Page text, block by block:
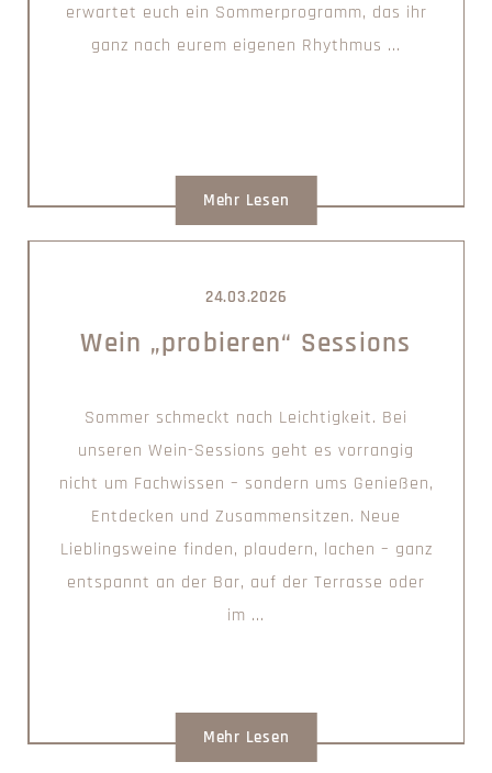
erwartet euch ein Sommerprogramm, das ihr
ganz nach eurem eigenen Rhythmus ...
Mehr Lesen
24.03.2026
Wein „probieren“ Sessions
Sommer schmeckt nach Leichtigkeit. Bei
unseren Wein-Sessions geht es vorrangig
nicht um Fachwissen – sondern ums Genießen,
Entdecken und Zusammensitzen. Neue
Lieblingsweine finden, plaudern, lachen – ganz
entspannt an der Bar, auf der Terrasse oder
im ...
Mehr Lesen